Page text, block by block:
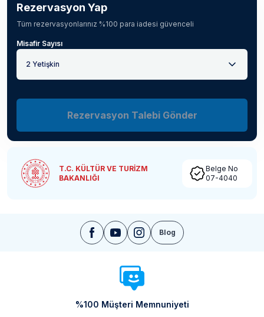
Rezervasyon Yap
Tüm rezervasyonlarınız %100 para iadesi güvenceli
Misafir Sayısı
2 Yetişkin
Rezervasyon Talebi Gönder
T.C. KÜLTÜR VE TURİZM
BAKANLIĞI
Belge No
07-4040
Blog
%100 Müşteri Memnuniyeti